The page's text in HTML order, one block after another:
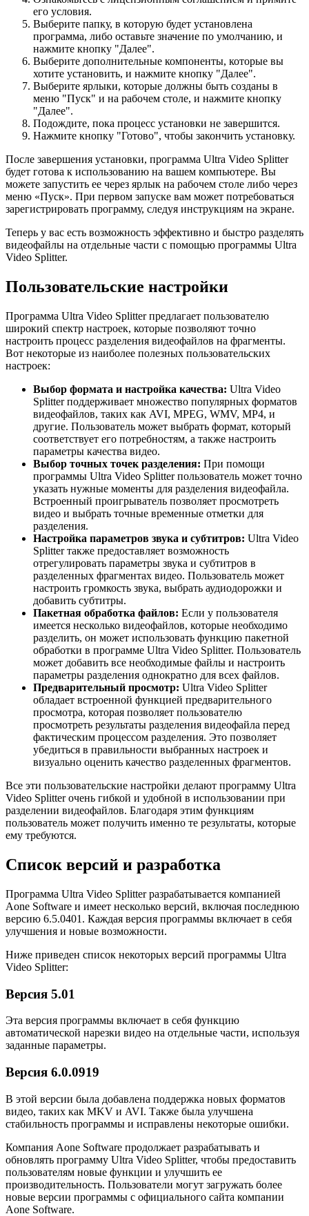
его условия.
Выберите папку, в которую будет установлена
программа, либо оставьте значение по умолчанию, и
нажмите кнопку "Далее".
Выберите дополнительные компоненты, которые вы
хотите установить, и нажмите кнопку "Далее".
Выберите ярлыки, которые должны быть созданы в
меню "Пуск" и на рабочем столе, и нажмите кнопку
"Далее".
Подождите, пока процесс установки не завершится.
Нажмите кнопку "Готово", чтобы закончить установку.
После завершения установки, программа Ultra Video Splitter
будет готова к использованию на вашем компьютере. Вы
можете запустить ее через ярлык на рабочем столе либо через
меню «Пуск». При первом запуске вам может потребоваться
зарегистрировать программу, следуя инструкциям на экране.
Теперь у вас есть возможность эффективно и быстро разделять
видеофайлы на отдельные части с помощью программы Ultra
Video Splitter.
Пользовательские настройки
Программа Ultra Video Splitter предлагает пользователю
широкий спектр настроек, которые позволяют точно
настроить процесс разделения видеофайлов на фрагменты.
Вот некоторые из наиболее полезных пользовательских
настроек:
Выбор формата и настройка качества: Ultra Video
Splitter поддерживает множество популярных форматов
видеофайлов, таких как AVI, MPEG, WMV, MP4, и
другие. Пользователь может выбрать формат, который
соответствует его потребностям, а также настроить
параметры качества видео.
Выбор точных точек разделения: При помощи
программы Ultra Video Splitter пользователь может точно
указать нужные моменты для разделения видеофайла.
Встроенный проигрыватель позволяет просмотреть
видео и выбрать точные временные отметки для
разделения.
Настройка параметров звука и субтитров: Ultra Video
Splitter также предоставляет возможность
отрегулировать параметры звука и субтитров в
разделенных фрагментах видео. Пользователь может
настроить громкость звука, выбрать аудиодорожки и
добавить субтитры.
Пакетная обработка файлов: Если у пользователя
имеется несколько видеофайлов, которые необходимо
разделить, он может использовать функцию пакетной
обработки в программе Ultra Video Splitter. Пользователь
может добавить все необходимые файлы и настроить
параметры разделения однократно для всех файлов.
Предварительный просмотр: Ultra Video Splitter
обладает встроенной функцией предварительного
просмотра, которая позволяет пользователю
просмотреть результаты разделения видеофайла перед
фактическим процессом разделения. Это позволяет
убедиться в правильности выбранных настроек и
визуально оценить качество разделенных фрагментов.
Все эти пользовательские настройки делают программу Ultra
Video Splitter очень гибкой и удобной в использовании при
разделении видеофайлов. Благодаря этим функциям
пользователь может получить именно те результаты, которые
ему требуются.
Список версий и разработка
Программа Ultra Video Splitter разрабатывается компанией
Aone Software и имеет несколько версий, включая последнюю
версию 6.5.0401. Каждая версия программы включает в себя
улучшения и новые возможности.
Ниже приведен список некоторых версий программы Ultra
Video Splitter:
Версия 5.01
Эта версия программы включает в себя функцию
автоматической нарезки видео на отдельные части, используя
заданные параметры.
Версия 6.0.0919
В этой версии была добавлена поддержка новых форматов
видео, таких как MKV и AVI. Также была улучшена
стабильность программы и исправлены некоторые ошибки.
Компания Aone Software продолжает разрабатывать и
обновлять программу Ultra Video Splitter, чтобы предоставить
пользователям новые функции и улучшить ее
производительность. Пользователи могут загружать более
новые версии программы с официального сайта компании
Aone Software.